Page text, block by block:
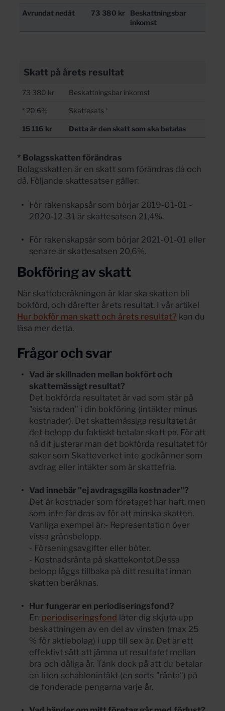
Avrundat nedåt 73 380 kr
Beskattningsbar
inkomst
Skatt på årets resultat
73 380 kr Beskattningsbar inkomst
* 20,6% Skattesats *
15 116 kr Detta är den skatt som ska betalas
* Bolagsskatten förändras
Bolagsskatten är en skatt som förändras då och
då. Följande skattesatser gäller:
För räkenskapsår som börjar 2019-01-01 -
2020-12-31 är skattesatsen 21,4%.
För räkenskapsår som börjar 2021-01-01 eller
senare är skattesatsen 20,6%.
Bokföring av skatt
När skatteberäkningen är klar ska skatten bli
bokförd, och därefter årets resultat. I vår artikel
Hur bokför man skatt och årets resultat? kan du
läsa mer detta.
Frågor och svar
Vad är skillnaden mellan bokfört och
skattemässigt resultat?
Det bokförda resultatet är vad som står på
"sista raden" i din bokföring (intäkter minus
kostnader). Det skattemässiga resultatet är
det belopp du faktiskt betalar skatt på. För att
nå dit justerar man det bokförda resultatet för
saker som Skatteverket inte godkänner som
avdrag eller intäkter som är skattefria.
Vad innebär "ej avdragsgilla kostnader"?
Det är kostnader som företaget har haft, men
som inte får dras av för att minska skatten.
Vanliga exempel är:- Representation över
vissa gränsbelopp.
- Förseningsavgifter eller böter.
- Kostnadsränta på skattekontot.Dessa
belopp läggs tillbaka på ditt resultat innan
skatten beräknas.
Hur fungerar en periodiseringsfond?
En periodiseringsfond låter dig skjuta upp
beskattningen av en del av vinsten (max 25
% för aktiebolag) i upp till sex år. Det är ett
effektivt sätt att jämna ut resultatet mellan
bra och dåliga år. Tänk dock på att du betalar
en liten schablonintäkt (en sorts "ränta") på
de fonderade pengarna varje år.